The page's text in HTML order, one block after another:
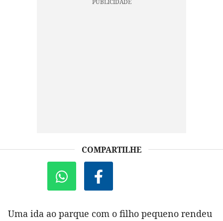
COMPARTILHE
Uma ida ao parque com o filho pequeno rendeu